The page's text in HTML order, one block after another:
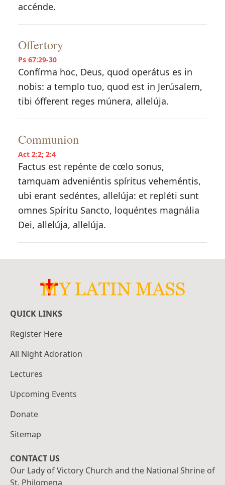
accénde.
Offertory
Ps 67:29-30
Confírma hoc, Deus, quod operátus es in
nobis: a templo tuo, quod est in Jerúsalem,
tibi ófferent reges múnera, allelúja.
Communion
Act 2:2; 2:4
Factus est repénte de cœlo sonus,
tamquam adveniéntis spíritus veheméntis,
ubi erant sedéntes, allelúja: et repléti sunt
omnes Spíritu Sancto, loquéntes magnália
Dei, allelúja, allelúja.
QUICK LINKS
Register Here
All Night Adoration
Lectures
Upcoming Events
Donate
Sitemap
CONTACT US
Our Lady of Victory Church and the National Shrine of
St. Philomena